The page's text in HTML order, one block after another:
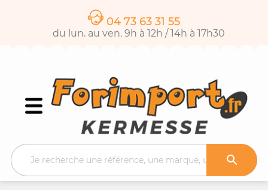
04 73 63 31 55
du lun. au ven. 9h à 12h / 14h à 17h30
